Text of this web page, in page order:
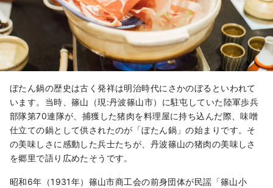
ぼたん鍋の歴史は古く発祥は明治時代にさかのぼるといわれて
います。当時、篠山（現:丹波篠山市）に駐屯していた陸軍歩兵
部隊第70連隊が、捕獲した猪肉を料理屋に持ち込んだ際、味噌
仕立ての鍋として供されたのが「ぼたん鍋」の始まりです。そ
の美味しさに感動した兵士たちが、丹波篠山の猪肉の美味しさ
を郷里で語り広めたそうです。
昭和6年（1931年）篠山市商工会の前身団体が民謡「篠山小